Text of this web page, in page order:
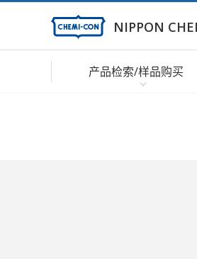
NIPPON
产品检索/样品购买